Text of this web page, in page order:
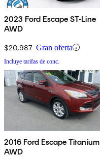
2023 Ford Escape ST-Line
AWD
$20,987 Gran oferta
Incluye tarifas de conc.
2016 Ford Escape Titanium
AWD